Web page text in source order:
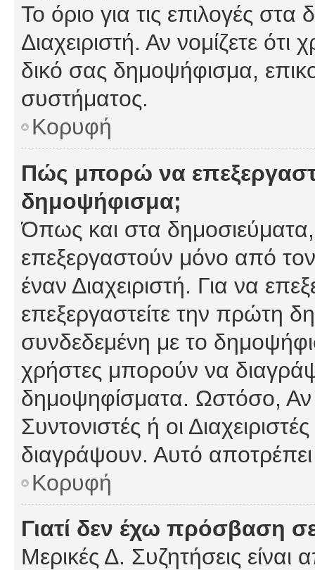
Το όριο για τις επιλογές
Διαχειριστή. Αν νομίζετε ότι
δικό σας δημοψήφισμα,
συστήματος.
Κορυφή
Πώς μπορώ να
δημοψήφισμα;
Όπως και στα
επεξεργαστούν μόνο από
έναν Διαχειριστή. Για να
επεξεργαστείτε την πρώτη
συνδεδεμένη με το
χρήστες μπορούν να
δημοψηφίσματα. Ωστόσο, Αν
Συντονιστές ή οι
διαγράψουν. Αυτό
Κορυφή
Γιατί δεν έχω πρόσβαση
Μερικές Δ. Συζητήσεις είναι